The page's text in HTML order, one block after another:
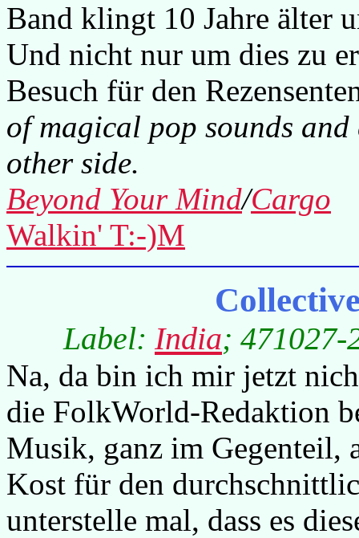
Band klingt 10 Jahre älter
Und nicht nur um dies zu
Besuch für den
of magical pop sounds
other side.
Beyond Your Mind/Cargo
Walkin' T:-)M
Label: India; 471027-
Na, da bin ich mir jetzt
die FolkWorld-Redaktion
Musik, ganz im Gegenteil,
Kost für den
unterstelle mal, dass es